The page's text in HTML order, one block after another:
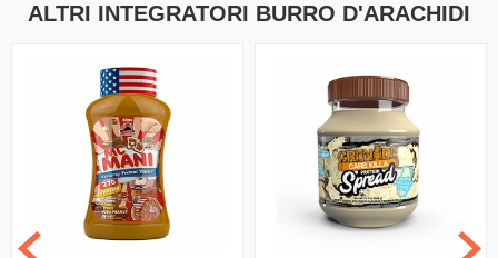
ALTRI INTEGRATORI BURRO D'ARACHIDI